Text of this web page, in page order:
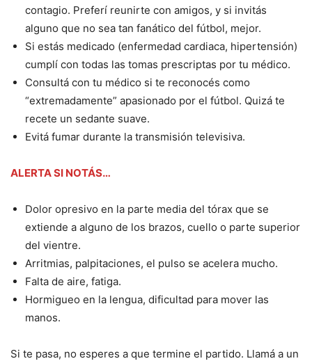
contagio. Preferí reunirte con amigos, y si invitás
alguno que no sea tan fanático del fútbol, mejor.
Si estás medicado (enfermedad cardiaca, hipertensión)
cumplí con todas las tomas prescriptas por tu médico.
Consultá con tu médico si te reconocés como
“extremadamente” apasionado por el fútbol. Quizá te
recete un sedante suave.
Evitá fumar durante la transmisión televisiva.
ALERTA SI NOTÁS…
Dolor opresivo en la parte media del tórax que se
extiende a alguno de los brazos, cuello o parte superior
del vientre.
Arritmias, palpitaciones, el pulso se acelera mucho.
Falta de aire, fatiga.
Hormigueo en la lengua, dificultad para mover las
manos.
Si te pasa, no esperes a que termine el partido. Llamá a un